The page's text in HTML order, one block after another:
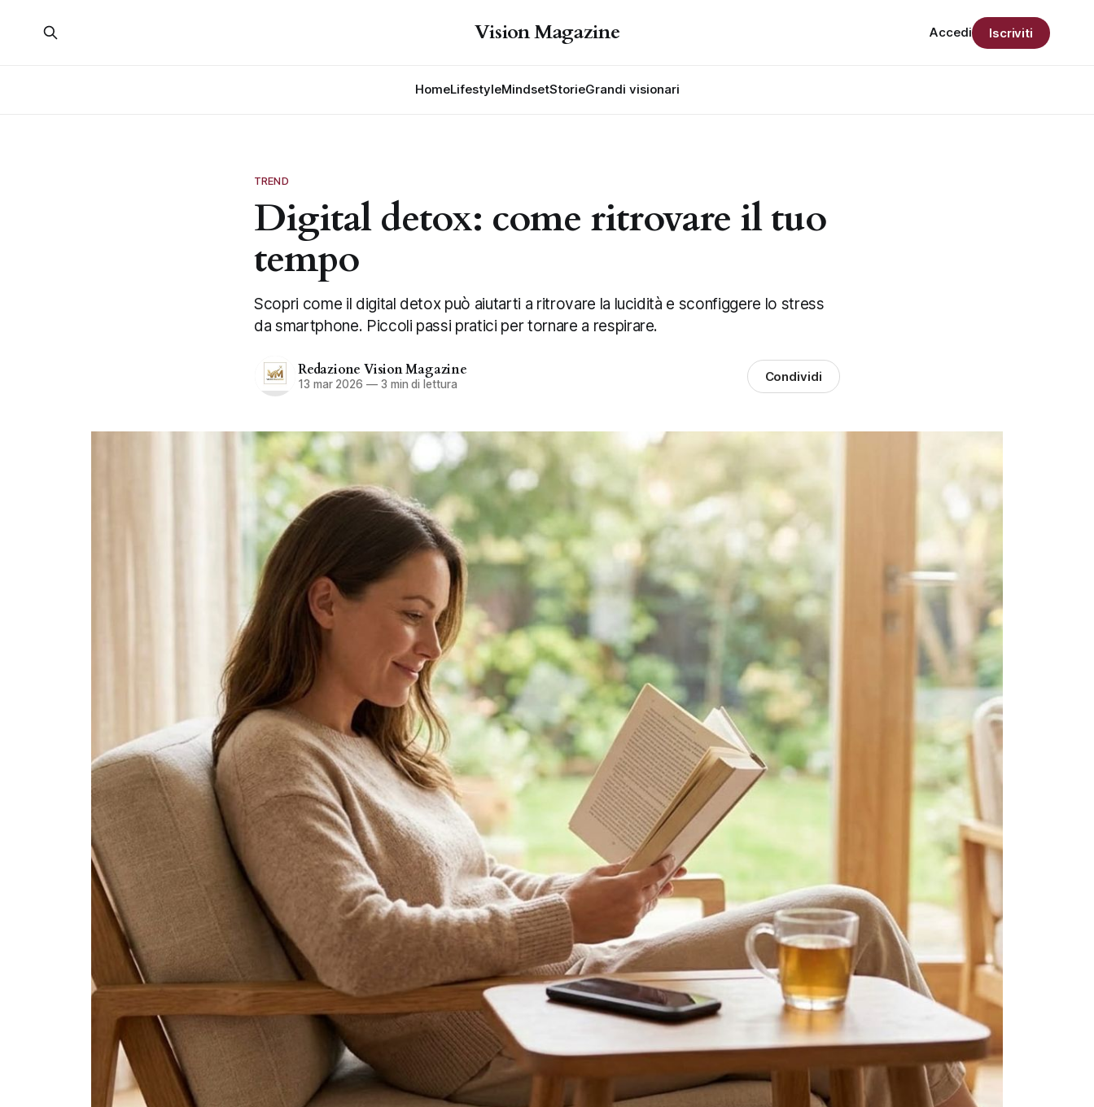
Vision Magazine
HomeLifestyleMindsetStorieGrandi visionari
Accedi Iscriviti
TREND
Digital detox: come ritrovare il tuo
tempo
Scopri come il digital detox può aiutarti a ritrovare la lucidità e sconfiggere lo stress
da smartphone. Piccoli passi pratici per tornare a respirare.
Redazione Vision Magazine
13 mar 2026 —3 min di lettura Condividi